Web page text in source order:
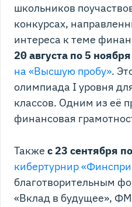
школьников
конкурсах,
интереса к теме
20 августа по 5 ноября
на «Высшую пробу».
олимпиада I уровня
классов. Одним из её
финансовая
Также с 23 сентября
кибертурнир
благотворительным
«Вклад в будущее»,